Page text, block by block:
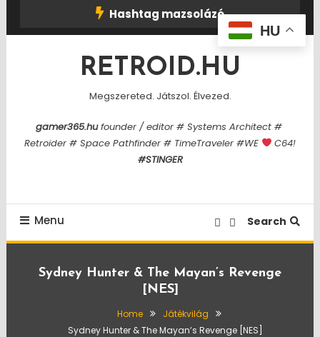
Hashtag mazsolázó
RETROID.HU
Megszereted. Játszol. Élvezed.
gamer365.hufounder / editor # Systems Architect #
Retroider # Space Pathfinder # TimeTraveler #WE
C64!
#STINGER
Menu Search
Sydney Hunter & The Mayan’s Revenge
[NES]
Home
Játékvilág
Sydney Hunter & The Mayan’s Revenge [NES]
HU